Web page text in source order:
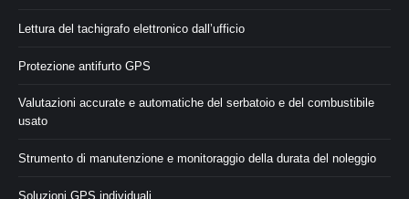
Lettura del tachigrafo elettronico dall’ufficio
Protezione antifurto GPS
Valutazioni accurate e automatiche del serbatoio e del combustibile
usato
Strumento di manutenzione e monitoraggio della durata del noleggio
Soluzioni GPS individuali